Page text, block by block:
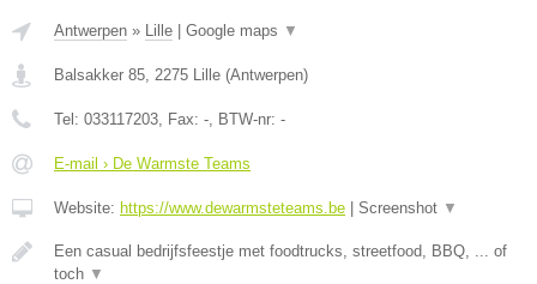
Antwerpen » Lille | Google maps ▼
Balsakker 85 2275 Lille (Antwerpen)
Tel: 033117203 , Fax: - , BTW-nr: -
E-mail › De Warmste Teams
Website: https://www.dewarmsteteams.be | Screenshot ▼
Een casual bedrijfsfeestje met foodtrucks, streetfood, BBQ, ... of
toch ▼